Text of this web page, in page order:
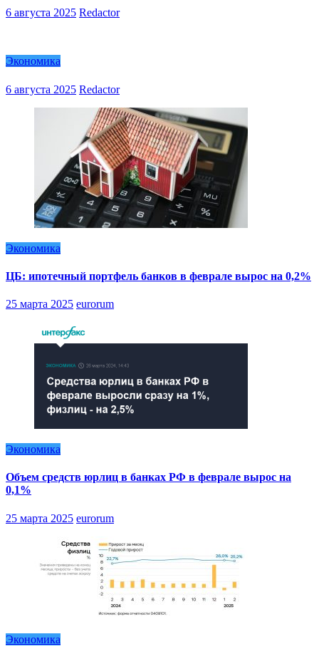
6 августа 2025 Redactor
Экономика
6 августа 2025 Redactor
Экономика
ЦБ: ипотечный портфель банков в феврале вырос на 0,2%
25 марта 2025 eurorum
Экономика
Объем средств юрлиц в банках РФ в феврале вырос на
0,1%
25 марта 2025 eurorum
Экономика